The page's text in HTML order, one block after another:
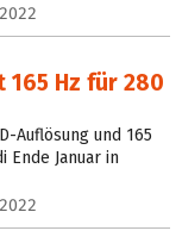
165 Hz für 280
Auflösung und 165
Ende Januar in